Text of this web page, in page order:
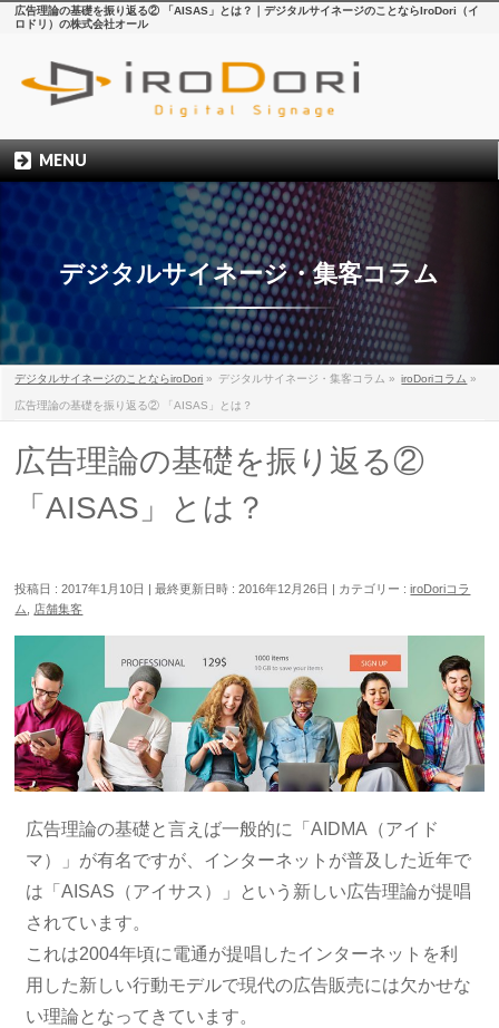
広告理論の基礎を振り返る② 「AISAS」とは？｜デジタルサイネージのことならIroDori（イ
ロドリ）の株式会社オール
MENU
デジタルサイネージ・集客コラム
デジタルサイネージのことならiroDori » デジタルサイネージ・集客コラム » iroDoriコラム »
広告理論の基礎を振り返る② 「AISAS」とは？
広告理論の基礎を振り返る②
「AISAS」とは？
投稿日 : 2017年1月10日 最終更新日時 : 2016年12月26日 カテゴリー :iroDoriコラ
ム
店舗集客
広告理論の基礎と言えば一般的に「AIDMA（アイド
マ）」が有名ですが、インターネットが普及した近年で
は「AISAS（アイサス）」という新しい広告理論が提唱
されています。
これは2004年頃に電通が提唱したインターネットを利
用した新しい行動モデルで現代の広告販売には欠かせな
い理論となってきています。